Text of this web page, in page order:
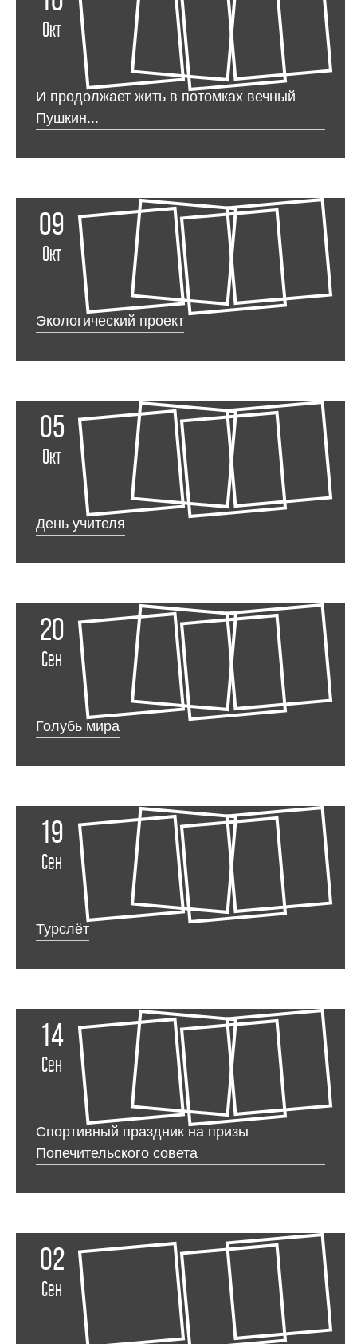
Окт
И продолжает жить в потомках вечный
Пушкин...
09
Окт
Экологический проект
05
Окт
День учителя
20
Сен
Голубь мира
19
Сен
Турслёт
14
Сен
Спортивный праздник на призы
Попечительского совета
02
Сен